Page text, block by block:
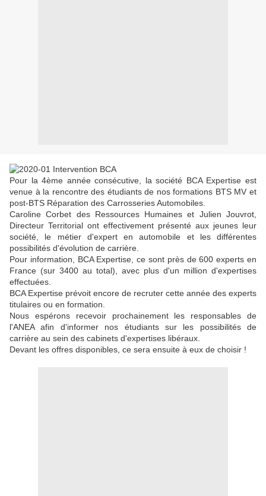
Pour la 4ème année consécutive, la société BCA Expertise est
venue à la rencontre des étudiants de nos formations BTS MV et
post-BTS Réparation des Carrosseries Automobiles.
Caroline Corbet des Ressources Humaines et Julien Jouvrot,
Directeur Territorial ont effectivement présenté aux jeunes leur
société, le métier d'expert en automobile et les différentes
possibilités d'évolution de carrière.
Pour information, BCA Expertise, ce sont près de 600 experts en
France (sur 3400 au total), avec plus d'un million d'expertises
effectuées.
BCA Expertise prévoit encore de recruter cette année des experts
titulaires ou en formation.
Nous espérons recevoir prochainement les responsables de
l'ANEA afin d'informer nos étudiants sur les possibilités de
carrière au sein des cabinets d'expertises libéraux.
Devant les offres disponibles, ce sera ensuite à eux de choisir !